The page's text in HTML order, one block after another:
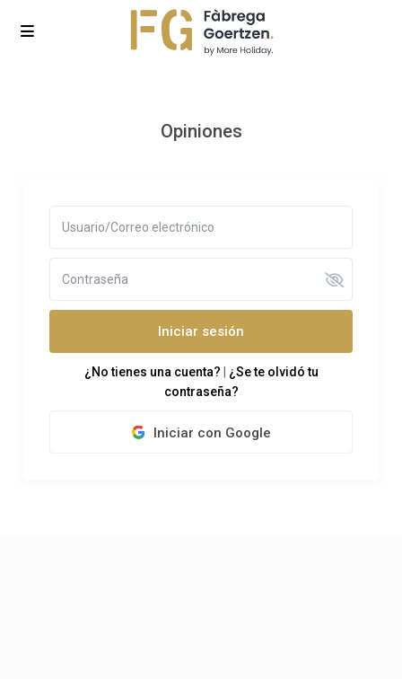
Opiniones
Iniciar sesión
¿No tienes una cuenta?
¿Se te olvidó tu
contraseña?
Iniciar con Google